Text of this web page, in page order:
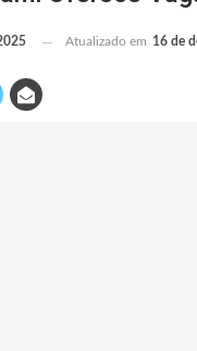
Atualizado em 16 de